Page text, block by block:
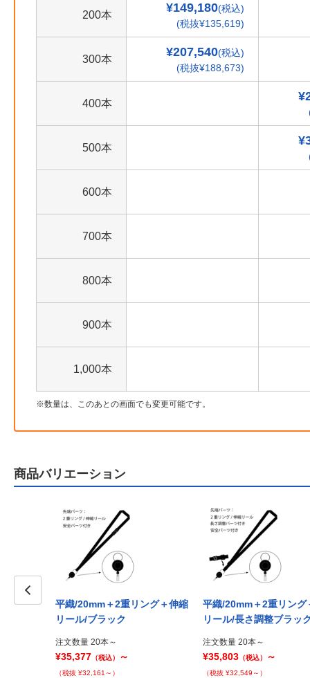
200本
¥149,180(税込)
(税抜¥135,619)
300本
¥207,540(税込)
(税抜¥188,673)
400本
500本
600本
700本
800本
900本
1,000本
数量は、このあとの画面でも変更可能です。
商品バリエーション
平織/20mm＋2重リング＋伸縮
リール/ブラック
注文数量 20本～
¥35,377 （税込） ～
（税抜 ¥32,161～）
平織/20mm＋2重リング
リール/長さ調整ブラッ
注文数量 20本～
¥35,803 （税込） ～
（税抜 ¥32,549～）